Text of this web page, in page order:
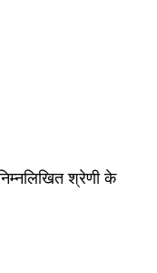
श्रेणी के